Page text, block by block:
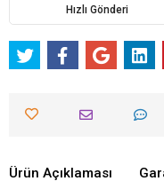
Hızlı Gönderi
Ürün Açıklaması